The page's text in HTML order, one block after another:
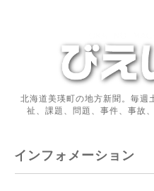
北海道美瑛町の地方新聞。毎週
祉、課題、問題、事件、事故
インフォメーション